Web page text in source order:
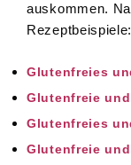
auskommen.
Rezeptbeispiele:
Glutenfreies
Glutenfreie
Glutenfreies
Glutenfreie